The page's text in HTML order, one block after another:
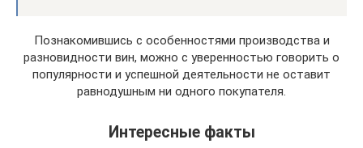
Познакомившись с особенностями производства и
разновидности вин, можно с уверенностью говорить о
популярности и успешной деятельности не оставит
равнодушным ни одного покупателя.
Интересные факты